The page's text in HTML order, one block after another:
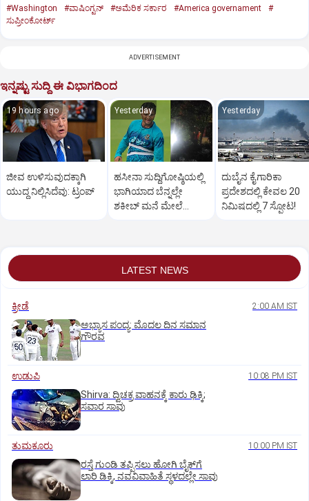
#Washington #ವಾಷಿಂಗ್ಟನ್‌ #ಅಮೆರಿಕ ಸರ್ಕಾರ #America governament
#
ಸುಪ್ರೀಂಕೋರ್ಟ್‌
ADVERTISEMENT
ಇನ್ನಷ್ಟು ಸುದ್ದಿ ಈ ವಿಭಾಗದಿಂದ
19 hours ago
ಜೀವ ಉಳಿಸುವುದಕ್ಕಾಗಿ
ಯುದ್ಧ ನಿಲ್ಲಿಸಿದೆವು: ಟ್ರಂಪ್‌
Yesterday
ಹಸೀನಾ ಸುದ್ದಿಗೋಷ್ಠಿಯಲ್ಲಿ
ಭಾಗಿಯಾದ ಬೆನ್ನಲ್ಲೇ
ಶಕೀಬ್ ಮನೆ ಮೇಲೆ
Yesterday
ದುಬೈನ ಕೈಗಾರಿಕಾ
ಪ್ರದೇಶದಲ್ಲಿ ಕೇವಲ 20
ನಿಮಿಷದಲ್ಲಿ 7 ಸ್ಫೋಟ!
LATEST NEWS
ಕ್ರೀಡೆ 2:00 AM IST
ಅಭ್ಯಾಸ ಪಂದ್ಯ: ಮೊದಲ ದಿನ ಸಮಾನ
ಗೌರವ
ಉಡುಪಿ 10:08 PM IST
Shirva: ದ್ವಿಚಕ್ರ ವಾಹನಕ್ಕೆ ಕಾರು ಢಿಕ್ಕಿ;
ಸವಾರ ಸಾವು
ತುಮಕೂರು 10:00 PM IST
ರಸ್ತೆ ಗುಂಡಿ ತಪ್ಪಿಸಲು ಹೋಗಿ ಬೈಕ್‌ಗೆ
ಲಾರಿ ಡಿಕ್ಕಿ, ನವವಿವಾಹಿತೆ ಸ್ಥಳದಲ್ಲೇ ಸಾವು